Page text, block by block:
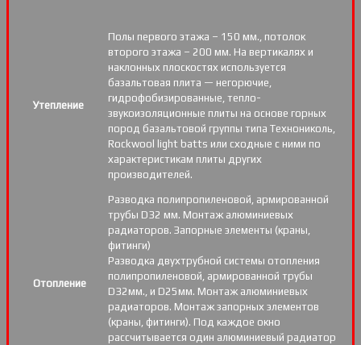
Утепление
Полы первого этажа – 150 мм., потолок
второго этажа – 200 мм. На вертикалях и
наклонных плоскостях используется
базальтовая плита — негорючие,
гидрофобизированные, тепло-
звукоизоляционные плиты на основе горных
пород базальтовой группы типа Технониколь,
Rockwool light batts или сходные с ними по
характеристикам плиты других
производителей.
Отопление
Разводка полипропиленовой, армированной
трубы D32 мм. Монтаж алюминиевых
радиаторов. Запорные элементы (краны,
фитинги)
Разводка двухтрубной системы отопления
полипропиленовой, армированной трубы
D32мм., и D25мм. Монтаж алюминиевых
радиаторов. Монтаж запорных элементов
(краны, фитинги). Под каждое окно
рассчитывается один алюминиевый радиатор